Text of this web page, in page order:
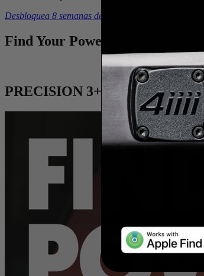
Desbloquea 8 semanas de planes de entrenamiento
Find Your Power
PRECISION 3+Potenciómetro